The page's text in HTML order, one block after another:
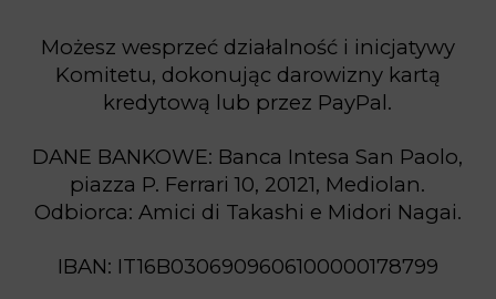
Możesz wesprzeć działalność i inicjatywy
Komitetu, dokonując darowizny kartą
kredytową lub przez PayPal.
DANE BANKOWE: Banca Intesa San Paolo,
piazza P. Ferrari 10, 20121, Mediolan.
Odbiorca: Amici di Takashi e Midori Nagai.
IBAN: IT16B0306909606100000178799